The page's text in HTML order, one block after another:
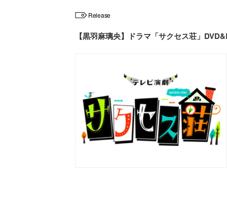
Release
【黒羽麻璃央】ドラマ「サクセス荘」